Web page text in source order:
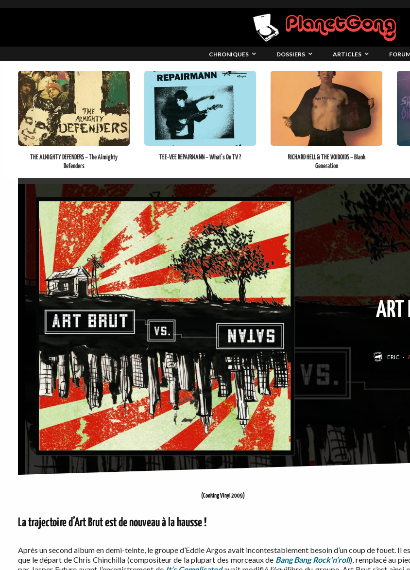
CHRONIQUES DOSSIERS ARTICLES
THE ALMIGHTY DEFENDERS – The Almighty
Defenders
TEE-VEE REPAIRMANN – What’s On TV ?
RICHARD HELL & THE VOIDOIDS – Blank
Generation
ERIC ·
(Cooking Vinyl 2009)
La trajectoire d’Art Brut est de nouveau à la hausse !
Après un second album en demi-teinte, le groupe d’Eddie Argos avait incontestablement besoin d’un coup de fouet. Il
que le départ de Chris Chinchilla (compositeur de la plupart des morceaux de Bang Bang Rock’n’roll), remplacé au